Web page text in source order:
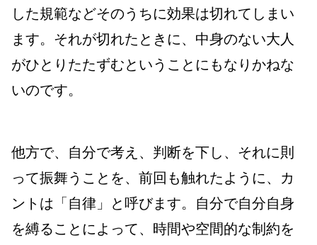
した規範などそのうちに効果は切れてしまい
ます。それが切れたときに、中身のない大人
がひとりたたずむということにもなりかねな
いのです。
他方で、自分で考え、判断を下し、それに則
って振舞うことを、前回も触れたように、カ
ントは「自律」と呼びます。自分で自分自身
を縛ることによって、時間や空間的な制約を